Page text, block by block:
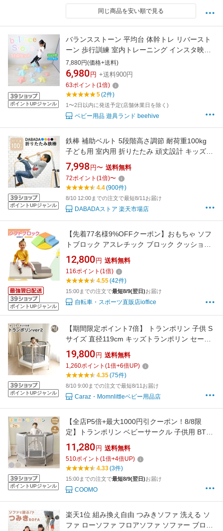
同じ商品を安い順で見る
ポイントUPジャンル
バランスストーン 平均台 体幹トレ リバースト
ーン 歩行訓練 室内トレーニング インスタ映え
キッズ 遊具 カラフル 室内 室外 かわいいカラー
の★バランスストーン★ 11点セット プレゼン
ト クリスマスプレゼント
7,880円(価格+送料)
6,980 円 +送料900円
63ポイント (1倍)
5(2件)
1〜2日以内に発送予定(店舗休業日を除く)
ベビー用品 遊具ランド beehive
ポイントUPジャンル
鉄棒 補助ベルト 5段階高さ調節 耐荷重100kg
子ども用 室内用 折りたたみ 頑丈設計 キッズ体
操 家庭用 くるりんベルト DABADA FSZ
7,998 円〜 送料無料
72ポイント (1倍)〜
4.4(900件)
8/10 12:00までの注文で最短8/11お届け
DABADAストア 楽天市場店
ポイントUPジャンル
【先着77名様9%OFFクーポン】おもちゃ ソフ
トブロック アスレチック ブロック クッショ
ン 玩具 大型 室内 遊具 滑り台 すべりだい キ
ッズスペース 子供 こども キッズ 幼児 保育園
保育用品 プレゼント お祝い プレゼント ギフト
12,800 円 送料無料
116ポイント (1倍)
4.55(42件)
15:00までの注文で最短8/9(翌日)お届け
自転車・スポーツ直販店ioffice
ポイントUPジャンル
【期間限定ポイント7倍】 トランポリン 子供 S
サイズ 直径119cm キッズトランポリン セーフ
ティネット ネット 48インチ キッズ 室内 運動
手すり付き 安全ネット付き スプリング バネ ば
ね 室内遊具 幼児 男の子 女の子 子供用 おもち
19,800 円 送料無料
1,260ポイント (1倍+6倍UP)
4.35(75件)
8/10 9:00までの注文で最短8/11お届け
Caraz・Momnlittleベビー用品店
ポイントUPジャンル
【全店P5倍+最大1000円引クーポン！8/8限
定】トランポリン ベビーサークル 子供用 BTM
安全ネット付き 安全カバー セーフティネット
付き スプリング式 静音 大型 家庭用 室内 スポ
ーツ 遊具 おもちゃ とらんぽりん キッズ 子供用
子ども 小学生 男の子 女の子 3歳
11,280 円 送料無料
510ポイント (1倍+4倍UP)
4.33(3件)
15:00までの注文で最短8/9(翌日)お届け
COOMO
楽天1位 組み換え自由 つみきソファ 洗える ソ
ファ ローソファ フロアソファ ソファー ブロッ